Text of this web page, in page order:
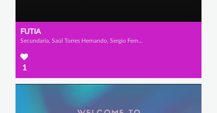
FUTIA
Secundaria, Saúl Torres Hernando, Sergio Fernández López y Nazan Viso Ramos
1